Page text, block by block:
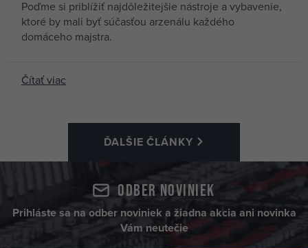
Poďme si priblížiť najdôležitejšie nástroje a vybavenie,
ktoré by mali byť súčasťou arzenálu každého
domáceho majstra.
Čítať viac
ĎALŠIE ČLÁNKY
Odber noviniek
Prihláste sa na odber noviniek a žiadna akcia ani novinka
Vám neutečie